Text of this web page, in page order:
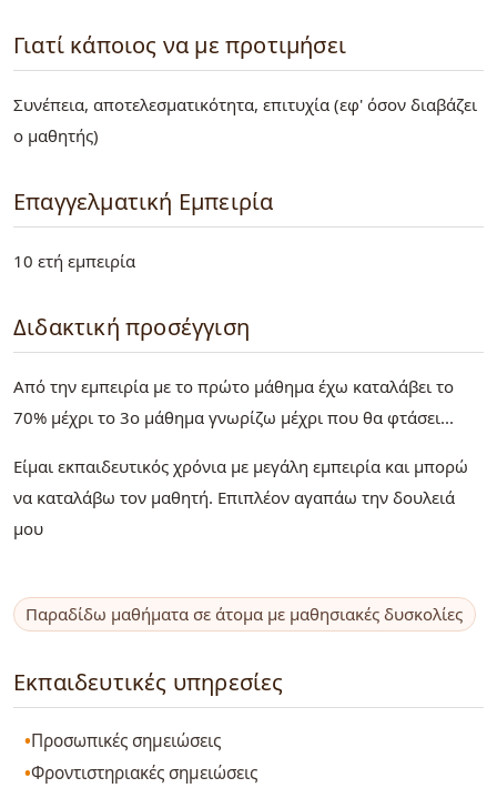
Γιατί κάποιος να με προτιμήσει
Συνέπεια, αποτελεσματικότητα, επιτυχία (εφ' όσον διαβάζει
ο μαθητής)
Επαγγελματική Εμπειρία
10 ετή εμπειρία
Διδακτική προσέγγιση
Από την εμπειρία με το πρώτο μάθημα έχω καταλάβει το
70% μέχρι το 3ο μάθημα γνωρίζω μέχρι που θα φτάσει...
Είμαι εκπαιδευτικός χρόνια με μεγάλη εμπειρία και μπορώ
να καταλάβω τον μαθητή. Επιπλέον αγαπάω την δουλειά
μου
Παραδίδω μαθήματα σε άτομα με μαθησιακές δυσκολίες
Εκπαιδευτικές υπηρεσίες
Προσωπικές σημειώσεις
Φροντιστηριακές σημειώσεις